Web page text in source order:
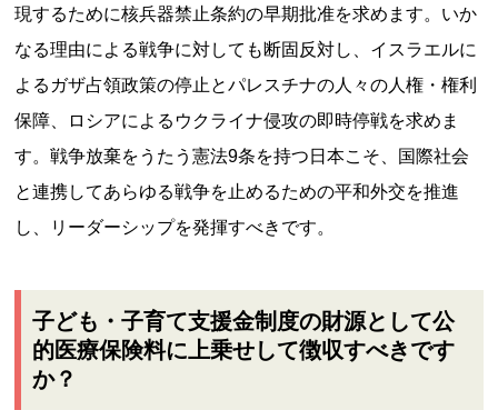
現するために核兵器禁止条約の早期批准を求めます。いか
なる理由による戦争に対しても断固反対し、イスラエルに
よるガザ占領政策の停止とパレスチナの人々の人権・権利
保障、ロシアによるウクライナ侵攻の即時停戦を求めま
す。戦争放棄をうたう憲法9条を持つ日本こそ、国際社会
と連携してあらゆる戦争を止めるための平和外交を推進
し、リーダーシップを発揮すべきです。
子ども・子育て支援金制度の財源として公
的医療保険料に上乗せして徴収すべきです
か？